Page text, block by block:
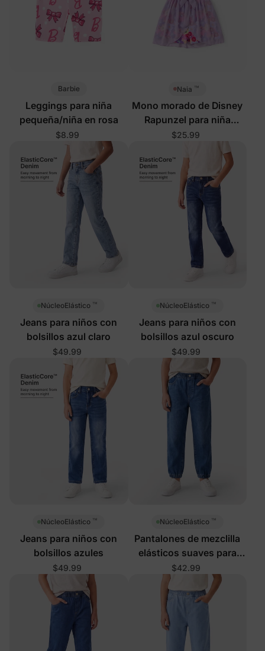
Barbie
Leggings para niña
pequeña/niña en rosa
$8.99
Naia ™
Mono morado de Disney
Rapunzel para niña
pequeña/niña
$25.99
NúcleoElástico ™
Jeans para niños con
bolsillos azul claro
$49.99
NúcleoElástico ™
Jeans para niños con
bolsillos azul oscuro
$49.99
NúcleoElástico ™
Jeans para niños con
bolsillos azules
$49.99
NúcleoElástico ™
Pantalones de mezclilla
elásticos suaves para
niños en azul
$42.99